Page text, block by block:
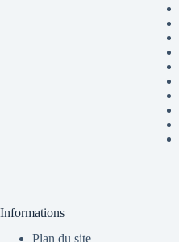
Informations
Plan du site